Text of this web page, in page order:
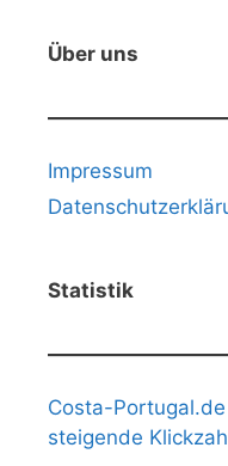
Über uns
Impressum
Statistik
Costa-
steigende